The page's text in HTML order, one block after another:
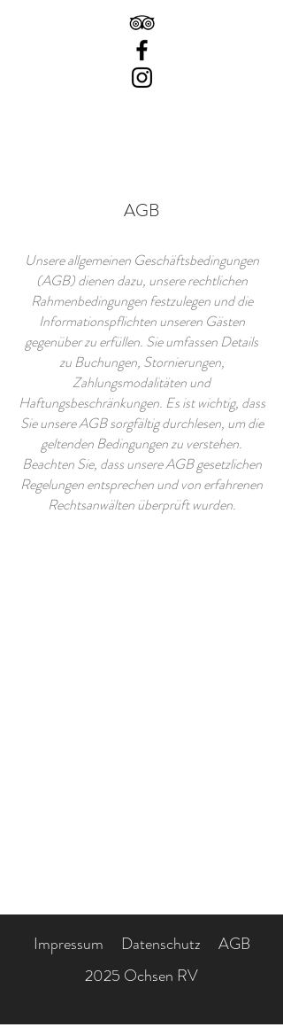
AGB
Unsere allgemeinen Geschäftsbedingungen
(AGB) dienen dazu, unsere rechtlichen
Rahmenbedingungen festzulegen und die
Informationspflichten unseren Gästen
gegenüber zu erfüllen. Sie umfassen Details
zu Buchungen, Stornierungen,
Zahlungsmodalitäten und
Haftungsbeschränkungen. Es ist wichtig, dass
Sie unsere AGB sorgfältig durchlesen, um die
geltenden Bedingungen zu verstehen.
Beachten Sie, dass unsere AGB gesetzlichen
Regelungen entsprechen und von erfahrenen
Rechtsanwälten überprüft wurden.
Impressum Datenschutz
AGB
2025 Ochsen RV